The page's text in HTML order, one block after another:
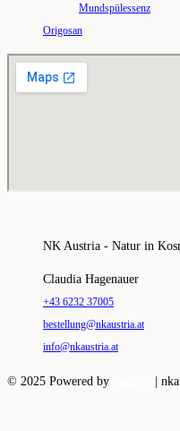
Mundspülessenz
Origosan
NK Austria - Natur in
Claudia Hagenauer
+43 6232 37005
bestellung@nkaustria.at
info@nkaustria.at
© 2025 Powered by